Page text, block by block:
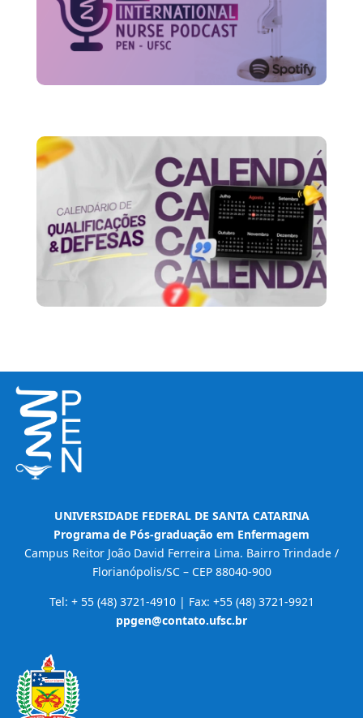
UNIVERSIDADE FEDERAL DE SANTA CATARINA
Programa de Pós-graduação em Enfermagem
Campus Reitor João David Ferreira Lima. Bairro Trindade /
Florianópolis/SC – CEP 88040-900
Tel: + 55 (48) 3721-4910 | Fax: +55 (48) 3721-9921
ppgen@contato.ufsc.br